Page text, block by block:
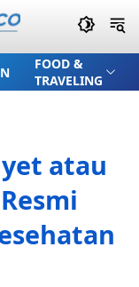
FOOD &
TRAVELING
atau